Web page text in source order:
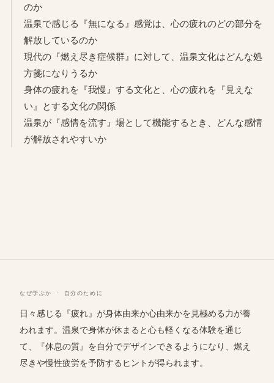
のか
温泉で感じる『無になる』感覚は、心の疲れのどの部分を
解放しているのか
現代の『燃え尽き症候群』に対して、温泉文化はどんな処
方箋になりうるか
身体の疲れを『我慢』する文化と、心の疲れを『見えな
い』とする文化の関係
温泉が『感情を流す』場として機能するとき、どんな感情
が解放されやすいか
なぜ学ぶか · 自分のために
日々感じる『疲れ』が身体由来か心由来かを見極める力が養
われます。温泉で身体が休まると心も軽くなる体験を通じ
て、『休息の質』を自分でデザインできるようになり、燃え
尽きや慢性疲労を予防するヒントが得られます。